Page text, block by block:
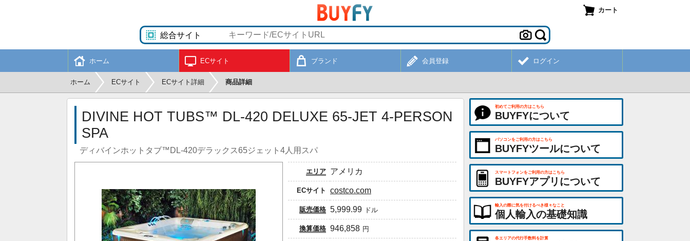
カート
ホーム ECサイト ブランド 会員登録 ログイン
ホーム ECサイト ECサイト詳細 商品詳細
DIVINE HOT TUBS™ DL-420 DELUXE 65-JET 4-PERSON
SPA
ディバインホットタブ™DL-420デラックス65ジェット4人用スパ
エリア アメリカ
ECサイト costco.com
販売価格 5,999.99 ドル
換算価格 946,858 円
初めてご利用の方はこちら
BUYFYについて
パソコンをご利用の方はこちら
BUYFYツールについて
スマートフォンをご利用の方はこちら
BUYFYアプリについて
輸入の際に気を付けるべき様々なこと
個人輸入の基礎知識
各エリアの代行手数料を計算